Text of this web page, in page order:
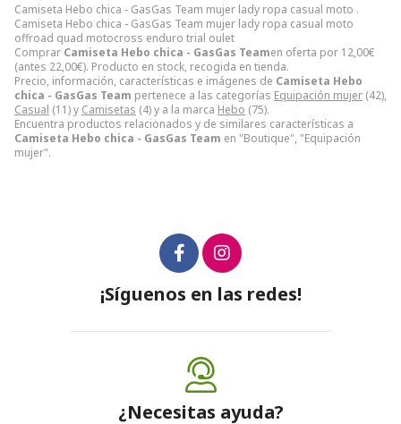
Camiseta Hebo chica - GasGas Team mujer lady ropa casual moto .
Camiseta Hebo chica - GasGas Team mujer lady ropa casual moto
offroad quad motocross enduro trial oulet
Comprar Camiseta Hebo chica - GasGas Teamen oferta por 12,00€
(antes 22,00€). Producto en stock, recogida en tienda.
Precio, información, características e imágenes de Camiseta Hebo
chica - GasGas Team pertenece a las categorías Equipación mujer (42),
Casual (11) y Camisetas (4) y a la marca Hebo (75).
Encuentra productos relacionados y de similares características a
Camiseta Hebo chica - GasGas Team en "Boutique", "Equipación
mujer".
¡Síguenos en las redes!
¿Necesitas ayuda?